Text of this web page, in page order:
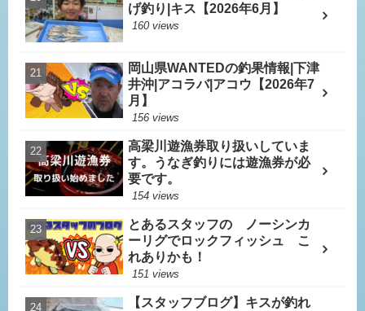
げ釣り|キス【2026年6月】
160 views
岡山県WANTEDの釣果情報|下津
井沖|アコラバ|アコウ【2026年7
月】
156 views
高梁川遊漁券取り扱いしていま
す。うなぎ釣りには遊漁券が必
要です。
154 views
とあるスタッフの ノーシンカ
ーリグでロックフィッシュ こ
れありかも！
151 views
【スタッフブログ】キスが釣れ